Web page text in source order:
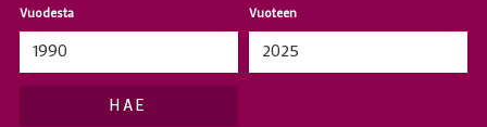
Vuodesta Vuoteen
HAE